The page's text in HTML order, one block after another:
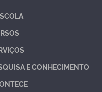
E CONHECIMENTO